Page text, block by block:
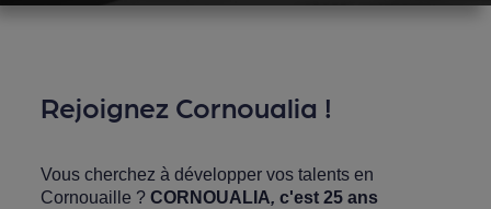
Rejoignez Cornoualia !
Vous cherchez à développer vos talents en
Cornouaille ? CORNOUALIA, c'est 25 ans